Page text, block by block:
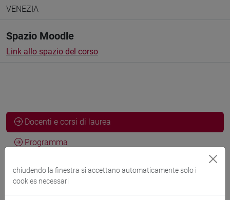
VENEZIA
Spazio Moodle
Link allo spazio del corso
Docenti e corsi di laurea
Programma
Docenti
chiudendo la finestra si accettano automaticamente solo i
cookies necessari